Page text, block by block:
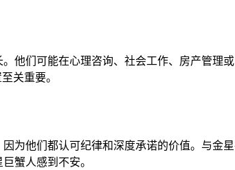
他们可能在心理咨询、社会工作、房产管理
关重要。
为他们都认可纪律和深度承诺的价值。与金
蟹人感到不安。